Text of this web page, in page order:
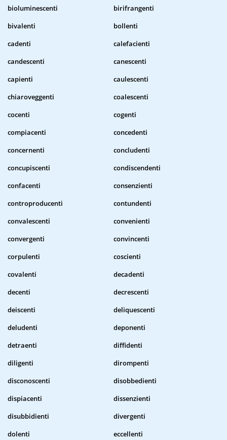
bioluminescenti
birifrangenti
bivalenti
bollenti
cadenti
calefacienti
candescenti
canescenti
capienti
caulescenti
chiaroveggenti
coalescenti
cocenti
cogenti
compiacenti
concedenti
concernenti
concludenti
concupiscenti
condiscendenti
confacenti
consenzienti
controproducenti
contundenti
convalescenti
convenienti
convergenti
convincenti
corpulenti
coscienti
covalenti
decadenti
decenti
decrescenti
deiscenti
deliquescenti
deludenti
deponenti
detraenti
diffidenti
diligenti
dirompenti
disconoscenti
disobbedienti
dispiacenti
dissenzienti
disubbidienti
divergenti
dolenti
eccellenti